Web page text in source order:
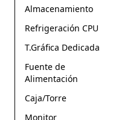
Almacenamiento
Refrigeración CPU
T.Gráfica Dedicada
Fuente de
Alimentación
Caja/Torre
Monitor